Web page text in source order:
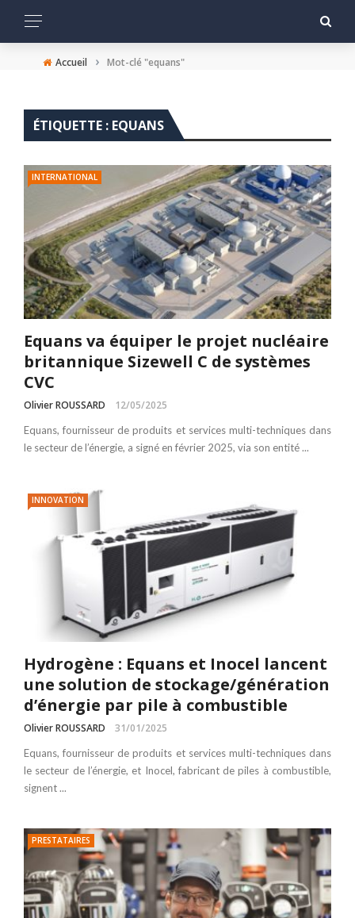
Accueil › Mot-clé "equans"
ÉTIQUETTE : EQUANS
INTERNATIONAL
Equans va équiper le projet nucléaire
britannique Sizewell C de systèmes
CVC
Olivier ROUSSARD 12/05/2025
Equans, fournisseur de produits et services multi-techniques dans
le secteur de l’énergie, a signé en février 2025, via son entité ...
INNOVATION
Hydrogène : Equans et Inocel lancent
une solution de stockage/génération
d’énergie par pile à combustible
Olivier ROUSSARD 31/01/2025
Equans, fournisseur de produits et services multi-techniques dans
le secteur de l’énergie, et Inocel, fabricant de piles à combustible,
signent ...
PRESTATAIRES